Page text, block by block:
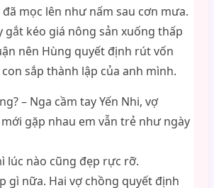
mọc lên như nấm sau cơn mưa.
gắt kéo giá nông sản xuống thấp
nên Hùng quyết định rút vốn
sắp thành lập của anh mình.
– Nga cầm tay Yến Nhi, vợ
gặp nhau em vẫn trẻ như ngày
lúc nào cũng đẹp rực rỡ.
gì nữa. Hai vợ chồng quyết định